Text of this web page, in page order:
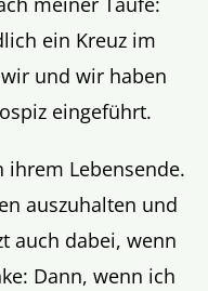
ein Kreuz im
und wir haben
eingeführt.
ihrem Lebensende.
auszuhalten und
auch dabei, wenn
Dann, wenn ich